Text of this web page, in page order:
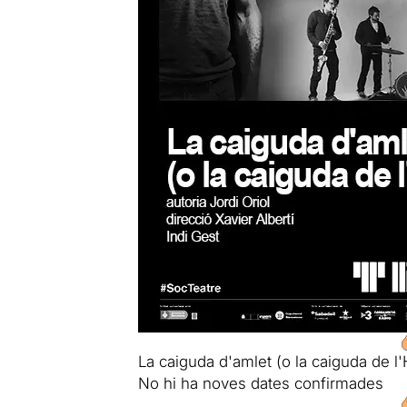
La caiguda d'amlet (o la caiguda de
No hi ha noves dates confirmades